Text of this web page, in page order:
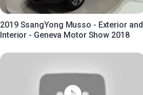
2019 SsangYong Musso - Exterior and
Interior - Geneva Motor Show 2018